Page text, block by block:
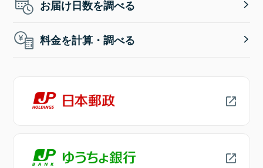
お届け日数を調べる
料金を計算・調べる